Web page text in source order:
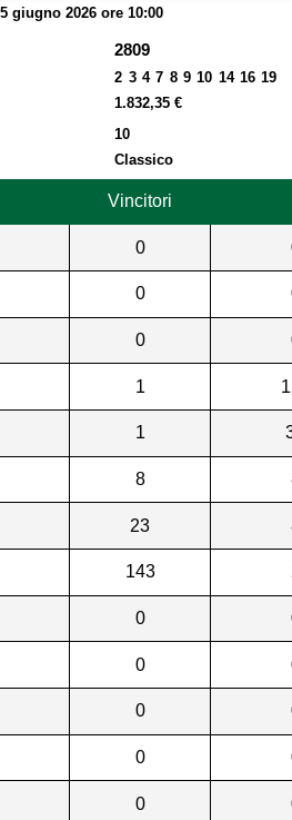
giugno 2026 ore 10:00
2809
2 3 4 7 8 9 10 14 16 19
1.832,35 €
10
Classico
Vincitori
0
0
0
1
1
8
23
143
0
0
0
0
0